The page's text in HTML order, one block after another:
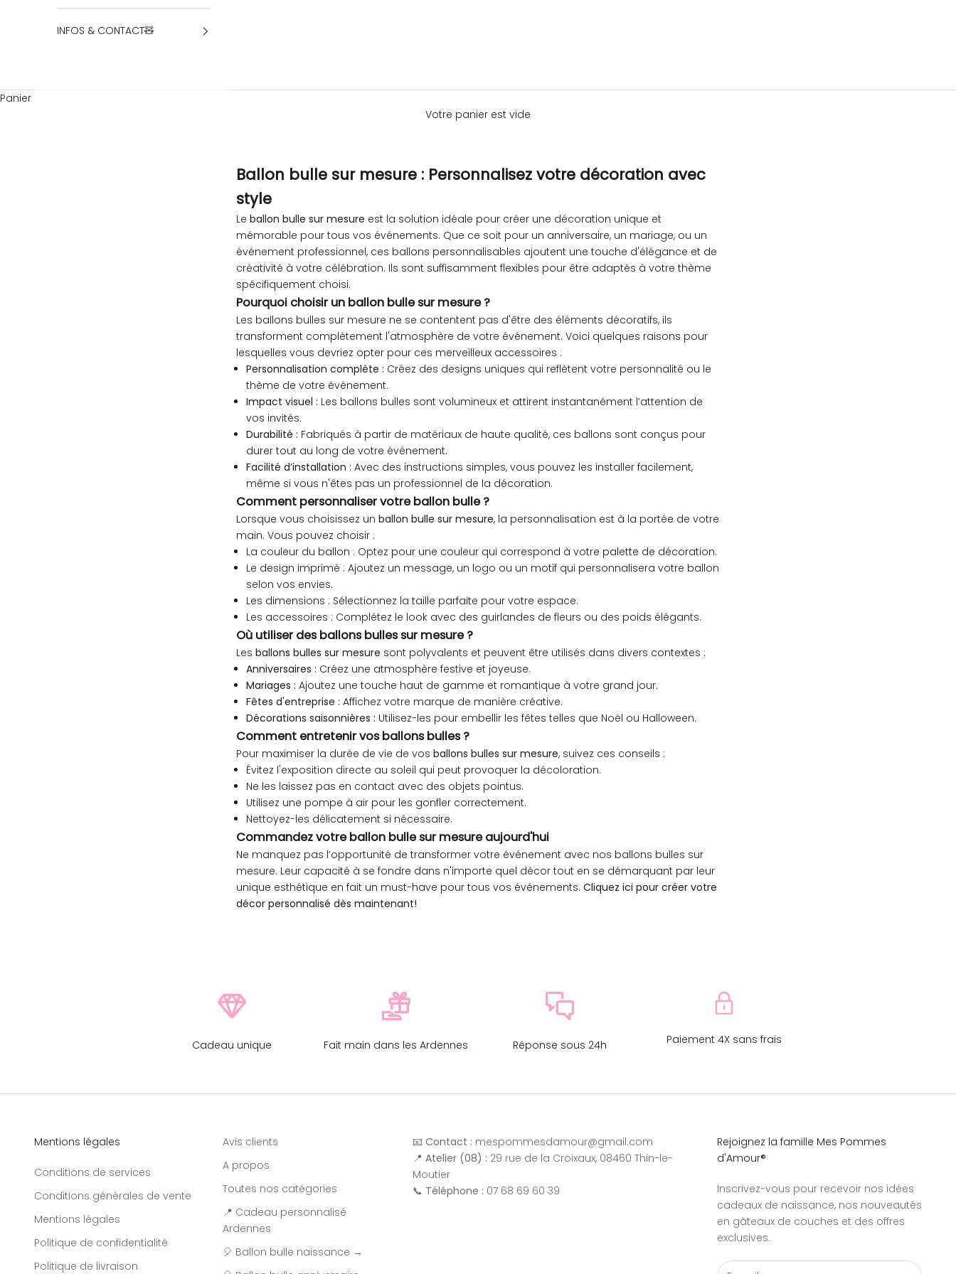
INFOS & CONTACT🧸
Panier
Votre panier est vide
Ballon bulle sur mesure : Personnalisez votre décoration avec
style
Le ballon bulle sur mesure est la solution idéale pour créer une décoration unique et
mémorable pour tous vos événements. Que ce soit pour un anniversaire, un mariage, ou un
événement professionnel, ces ballons personnalisables ajoutent une touche d'élégance et de
créativité à votre célébration. Ils sont suffisamment flexibles pour être adaptés à votre thème
spécifiquement choisi.
Pourquoi choisir un ballon bulle sur mesure ?
Les ballons bulles sur mesure ne se contentent pas d'être des éléments décoratifs, ils
transforment complètement l'atmosphère de votre événement. Voici quelques raisons pour
lesquelles vous devriez opter pour ces merveilleux accessoires :
Personnalisation complète : Créez des designs uniques qui reflètent votre personnalité ou le
thème de votre événement.
Impact visuel : Les ballons bulles sont volumineux et attirent instantanément l’attention de
vos invités.
Durabilité : Fabriqués à partir de matériaux de haute qualité, ces ballons sont conçus pour
durer tout au long de votre événement.
Facilité d’installation : Avec des instructions simples, vous pouvez les installer facilement,
même si vous n'êtes pas un professionnel de la décoration.
Comment personnaliser votre ballon bulle ?
Lorsque vous choisissez un ballon bulle sur mesure, la personnalisation est à la portée de votre
main. Vous pouvez choisir :
La couleur du ballon : Optez pour une couleur qui correspond à votre palette de décoration.
Le design imprimé : Ajoutez un message, un logo ou un motif qui personnalisera votre ballon
selon vos envies.
Les dimensions : Sélectionnez la taille parfaite pour votre espace.
Les accessoires : Complétez le look avec des guirlandes de fleurs ou des poids élégants.
Où utiliser des ballons bulles sur mesure ?
Les ballons bulles sur mesure sont polyvalents et peuvent être utilisés dans divers contextes :
Anniversaires : Créez une atmosphère festive et joyeuse.
Mariages : Ajoutez une touche haut de gamme et romantique à votre grand jour.
Fêtes d'entreprise : Affichez votre marque de manière créative.
Décorations saisonnières : Utilisez-les pour embellir les fêtes telles que Noël ou Halloween.
Comment entretenir vos ballons bulles ?
Pour maximiser la durée de vie de vos ballons bulles sur mesure, suivez ces conseils :
Évitez l'exposition directe au soleil qui peut provoquer la décoloration.
Ne les laissez pas en contact avec des objets pointus.
Utilisez une pompe à air pour les gonfler correctement.
Nettoyez-les délicatement si nécessaire.
Commandez votre ballon bulle sur mesure aujourd'hui
Ne manquez pas l’opportunité de transformer votre événement avec nos ballons bulles sur
mesure. Leur capacité à se fondre dans n'importe quel décor tout en se démarquant par leur
unique esthétique en fait un must-have pour tous vos événements. Cliquez ici pour créer votre
décor personnalisé dès maintenant!
Cadeau unique Fait main dans les Ardennes Réponse sous 24h Paiement 4X sans frais
Mentions légales
Conditions de services
Conditions générales de vente
Mentions légales
Politique de confidentialité
Politique de livraison
Avis clients
A propos
Toutes nos catégories
📍 Cadeau personnalisé
Ardennes
🎈 Ballon bulle naissance →
📧Contact : mespommesdamour@gmail.com
📍Atelier (08) : 29 rue de la Croixaux, 08460 Thin-le-
Moutier
📞 Téléphone : 07 68 69 60 39
Rejoignez la famille Mes Pommes
d'Amour®
Inscrivez-vous pour recevoir nos idées
cadeaux de naissance, nos nouveautés
en gâteaux de couches et des offres
exclusives.